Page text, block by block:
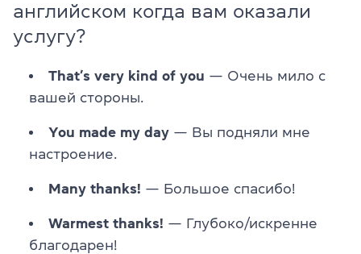
английском когда вам оказали
услугу?
That’s very kind of you — Очень мило с
вашей стороны.
You made my day — Вы подняли мне
настроение.
Many thanks! — Большое спасибо!
Warmest thanks! — Глубоко/искренне
благодарен!